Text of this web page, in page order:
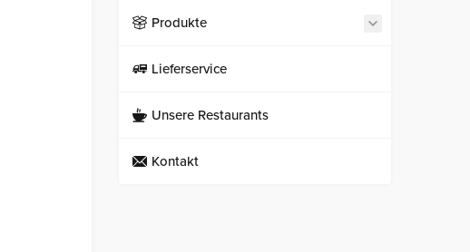
Produkte
Lieferservice
Unsere Restaurants
Kontakt